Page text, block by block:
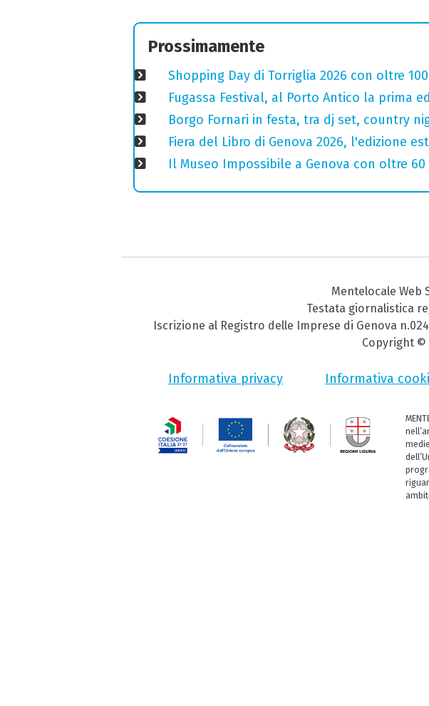
Prossimamente
Shopping Day di Torriglia 2026 con oltre
Fugassa Festival, al Porto Antico la prima
Borgo Fornari in festa, tra dj set, country
Fiera del Libro di Genova 2026, l'edizione
Il Museo Impossibile a Genova con oltre
Mentelocale Web
Testata giornalistica
Iscrizione al Registro delle Imprese di Genova
Copyright ©
Informativa privacy Informativa